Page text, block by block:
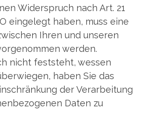
Widerspruch nach Art. 21
eingelegt haben, muss eine
Ihren und unseren
werden.
nicht feststeht, wessen
haben Sie das
der Verarbeitung
Daten zu